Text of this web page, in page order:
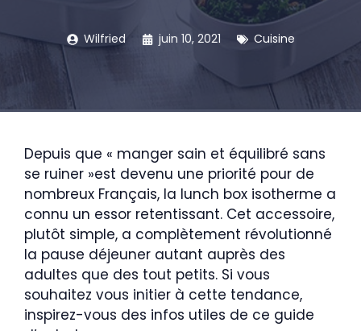
Wilfried juin 10, 2021 Cuisine
Depuis que « manger sain et équilibré sans
se ruiner »est devenu une priorité pour de
nombreux Français, la lunch box isotherme a
connu un essor retentissant. Cet accessoire,
plutôt simple, a complètement révolutionné
la pause déjeuner autant auprès des
adultes que des tout petits. Si vous
souhaitez vous initier à cette tendance,
inspirez-vous des infos utiles de ce guide